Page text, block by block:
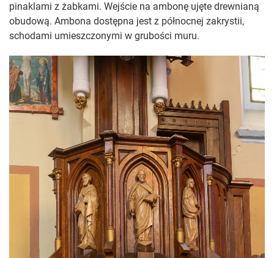
pinaklami z żabkami. Wejście na ambonę ujęte drewnianą
obudową. Ambona dostępna jest z północnej zakrystii,
schodami umieszczonymi w grubości muru.